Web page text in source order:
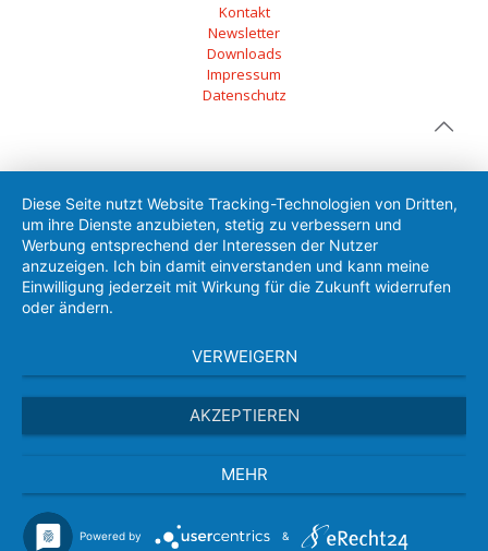
Kontakt
Newsletter
Downloads
Impressum
Datenschutz
Diese Seite nutzt Website Tracking-Technologien von Dritten,
um ihre Dienste anzubieten, stetig zu verbessern und
Werbung entsprechend der Interessen der Nutzer
anzuzeigen. Ich bin damit einverstanden und kann meine
Einwilligung jederzeit mit Wirkung für die Zukunft widerrufen
oder ändern.
VERWEIGERN
AKZEPTIEREN
MEHR
Powered by &